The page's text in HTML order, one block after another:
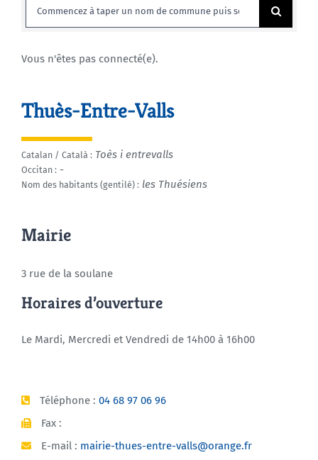
Rechercher:
Vous n'êtes pas connecté(e).
Thuès-Entre-Valls
Catalan / Català : Toès i entrevalls
Occitan : -
Nom des habitants (gentilé) : les Thuésiens
Mairie
3 rue de la soulane
Horaires d’ouverture
Le Mardi, Mercredi et Vendredi de 14h00 à 16h00
Téléphone : 04 68 97 06 96
Fax :
E-mail : mairie-thues-entre-valls@orange.fr